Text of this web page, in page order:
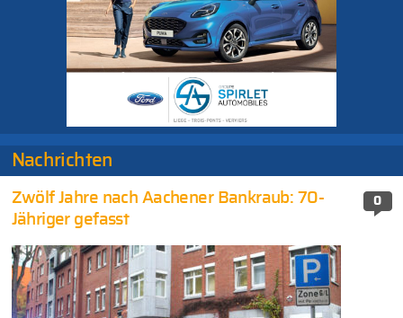
Nachrichten
0
Zwölf Jahre nach Aachener Bankraub: 70-
Jähriger gefasst